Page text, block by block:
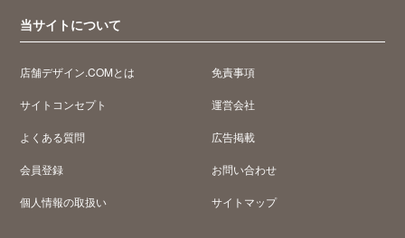
当サイトについて
店舗デザイン.COMとは
サイトコンセプト
よくある質問
会員登録
個人情報の取扱い
免責事項
運営会社
広告掲載
お問い合わせ
サイトマップ